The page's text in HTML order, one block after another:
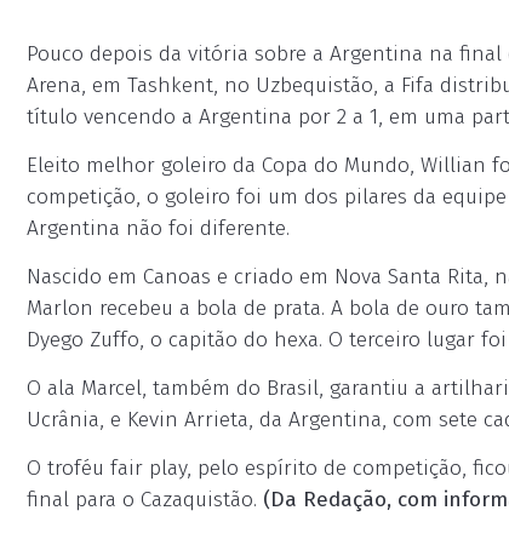
Pouco depois da vitória sobre a Argentina na
Arena, em Tashkent, no Uzbequistão, a Fifa
título vencendo a Argentina por 2 a 1, em uma
Eleito melhor goleiro da Copa do Mundo, Willian
competição, o goleiro foi um dos pilares da
Argentina não foi diferente.
Nascido em Canoas e criado em Nova Santa
Marlon recebeu a bola de prata. A bola de ouro
Dyego Zuffo, o capitão do hexa. O terceiro lugar
O ala Marcel, também do Brasil, garantiu a
Ucrânia, e Kevin Arrieta, da Argentina, com sete
O troféu fair play, pelo espírito de competição,
final para o Cazaquistão. (Da Redação, com